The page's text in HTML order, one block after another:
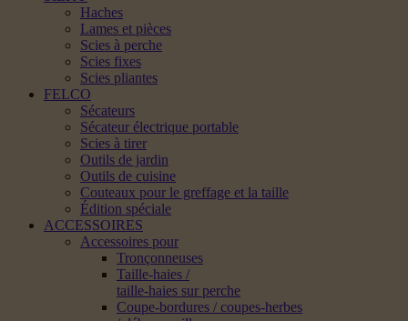
Haches
Lames et pièces
Scies à perche
Scies fixes
Scies pliantes
FELCO
Sécateurs
Sécateur électrique portable
Scies à tirer
Outils de jardin
Outils de cuisine
Couteaux pour le greffage et la taille
Édition spéciale
ACCESSOIRES
Accessoires pour
Tronçonneuses
Taille-haies /
taille-haies sur perche
Coupe-bordures / coupes-herbes